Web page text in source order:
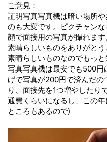
ご意見：
証明写真写真機は暗い場所
のも大変です。ピクチャン
顔で面接用の写真が撮れま
素晴らしいものをありがとう
素晴らしいものなのでもっ
写真写真機は最安でも500
げで写真が200円で済んだ
り、面接先を1つ増やしたり
通費くらいになるし、この
ところもあるので)